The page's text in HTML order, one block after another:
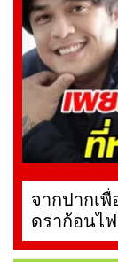
จากปากเ
ดราก้อนไ